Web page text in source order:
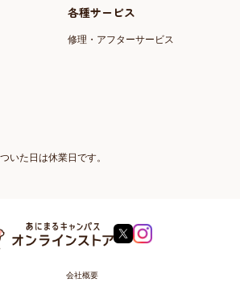
各種サービス
修理・アフターサービス
いた日は休業日です。
会社概要